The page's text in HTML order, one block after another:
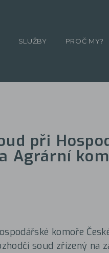
při
Agrární
komoře
soud zřízený na
SLUŽBY PROČ MY?